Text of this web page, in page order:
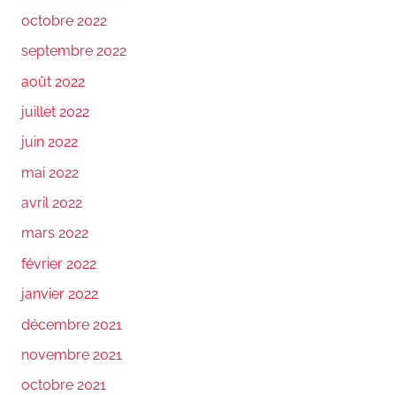
octobre 2022
septembre 2022
août 2022
juillet 2022
juin 2022
mai 2022
avril 2022
mars 2022
février 2022
janvier 2022
décembre 2021
novembre 2021
octobre 2021